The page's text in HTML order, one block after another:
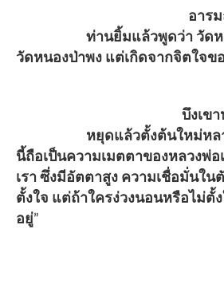
อารมณ์ไม่ดีรู้สึกหงุ
ท่านยิ้มแล้วพูดว่า วั
วัดหนองป่าพง แต่เกิด
อีกวิธีหนึ่งที่หลวงพ่
บึงเขาหลวงหลวงพ่
หยุดแล้วตั้งต้นใหม่
นี้ถือเป็นความเมตตาข
เรา ซึ่งมีอัตตาสูง ควา
ตั้งใจ แต่ถ้าใครง่วงน
อยู่”